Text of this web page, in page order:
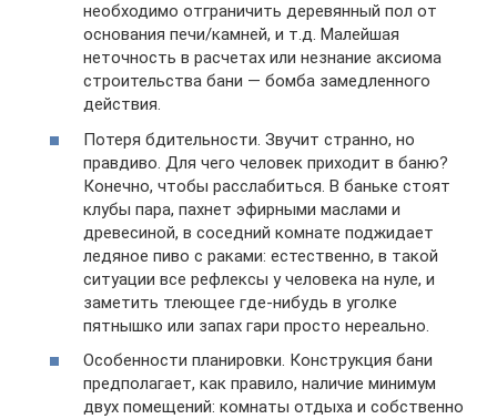
необходимо отграничить деревянный пол от
основания печи/камней, и т.д. Малейшая
неточность в расчетах или незнание аксиома
строительства бани — бомба замедленного
действия.
Потеря бдительности. Звучит странно, но
правдиво. Для чего человек приходит в баню?
Конечно, чтобы расслабиться. В баньке стоят
клубы пара, пахнет эфирными маслами и
древесиной, в соседний комнате поджидает
ледяное пиво с раками: естественно, в такой
ситуации все рефлексы у человека на нуле, и
заметить тлеющее где-нибудь в уголке
пятнышко или запах гари просто нереально.
Особенности планировки. Конструкция бани
предполагает, как правило, наличие минимум
двух помещений: комнаты отдыха и собственно